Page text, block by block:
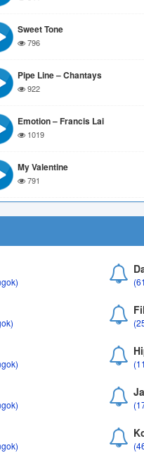
Sweet Tone
796
Pipe Line – Chantays
922
Emotion – Francis Lai
1019
My Valentine
791